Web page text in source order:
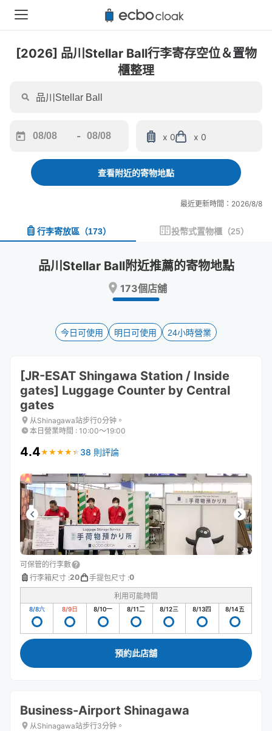
[2026] 品川Stellar Ball行李寄存空位＆置物
櫃整理
forward
interact
and
date.
keyboard
shortcuts
for
changing
dates.
-
backward
interact
and
a
date.
Press
key
to
the
keyboard
shortcuts
changing
dates.
x 0 x 0
查看附近的寄物地點
最近更新時間：2026/8/8
行李寄放區 （173） 投幣式置物櫃 （25）
品川Stellar Ball附近推薦的寄物地點
173個店舖
今日可使用 明日可使用 24小時營業
[JR-ESAT Shingawa Station / Inside
gates] Luggage Counter by Central
gates
从Shinagawa站步行0分钟。
本日營業時間 : 10:00〜19:00
4.4★ ★ ★ ★ ★
★ ★ ★ ★ ★ 38 則評論
可保管的行李數
行李箱尺寸 :20 手提包尺寸 :0
利用可能時間
8/8六 8/9日 8/10一 8/11二 8/12三 8/13四 8/14五
預約此店舖
Business-Airport Shinagawa
从Shinagawa站步行3分钟。